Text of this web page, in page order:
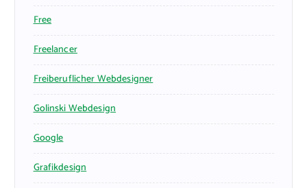
Free
Freelancer
Freiberuflicher Webdesigner
Golinski Webdesign
Google
Grafikdesign